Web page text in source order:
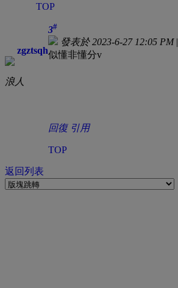
TOP
zgztsqh
浪人
3#
發表於 2023-6-27 12:05 PM|
似懂非懂分v
回復 引用
TOP
返回列表